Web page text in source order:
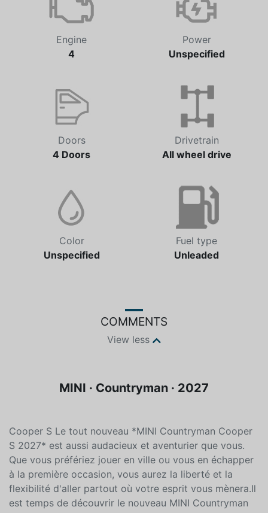
Engine
Power
Doors
Drivetrain
Color
Fuel type
COMMENTS
Cooper S Le tout nouveau *MINI Countryman Cooper
S 2027* est aussi audacieux et aventurier que vous.
Que vous préfériez jouer en ville ou vous en échapper
à la première occasion, vous aurez la liberté et la
flexibilité d'aller partout où votre esprit vous mènera.Il